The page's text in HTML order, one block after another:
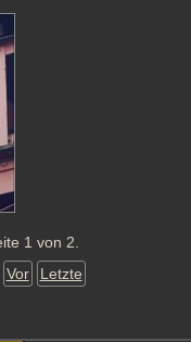
1 von 2.
Vor Letzte